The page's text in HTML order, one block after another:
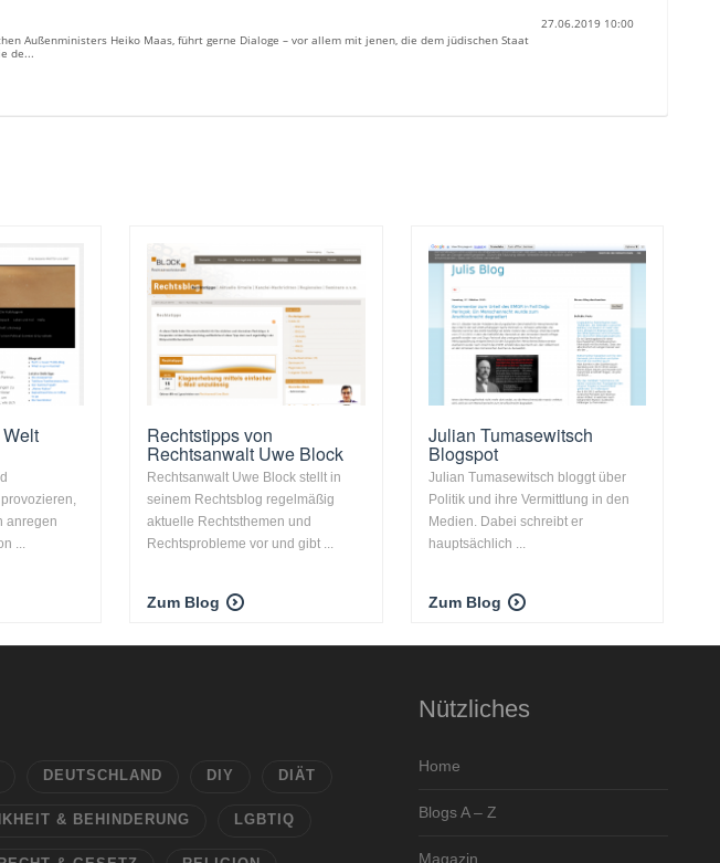
27.06.2019 10:00
Außenministers Heiko Maas, führt gerne Dialoge – vor allem mit jenen, die dem jüdischen Staat
de...
anregen
...
Rechtstipps von
Rechtsanwalt Uwe Block
Rechtsanwalt Uwe Block stellt in
seinem Rechtsblog regelmäßig
aktuelle Rechtsthemen und
Rechtsprobleme vor und gibt ...
Zum Blog
Julian Tumasewitsch
Blogspot
Julian Tumasewitsch bloggt über
Politik und ihre Vermittlung in den
Medien. Dabei schreibt er
hauptsächlich ...
Zum Blog
DEUTSCHLAND DIY DIÄT
& BEHINDERUNG LGBTIQ
Nützliches
Home
Blogs A – Z
Magazin